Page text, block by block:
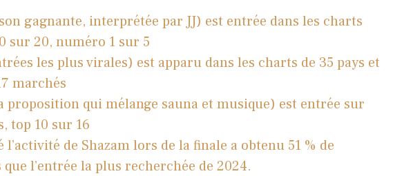
gagnante, interprétée par JJ) est entrée dans les charts
sur 20, numéro 1 sur 5
les plus virales) est apparu dans les charts de 35 pays et
marchés
proposition qui mélange sauna et musique) est entrée sur
top 10 sur 16
l’activité de Shazam lors de la finale a obtenu 51 % de
l’entrée la plus recherchée de 2024.